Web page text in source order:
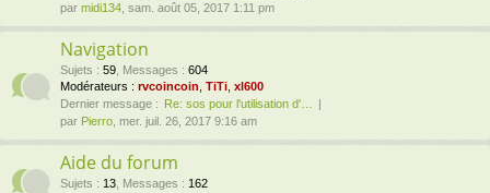
par midi134 , sam. août 05, 2017 1:11 pm
Navigation
Sujets : 59 Messages : 604
Modérateurs : rvcoincoin TiTi xl600
Dernier message :
Re: sos pour l'utilisation d'…
par Pierro , mer. juil. 26, 2017 9:16 am
Aide du forum
Sujets : 13 Messages : 162